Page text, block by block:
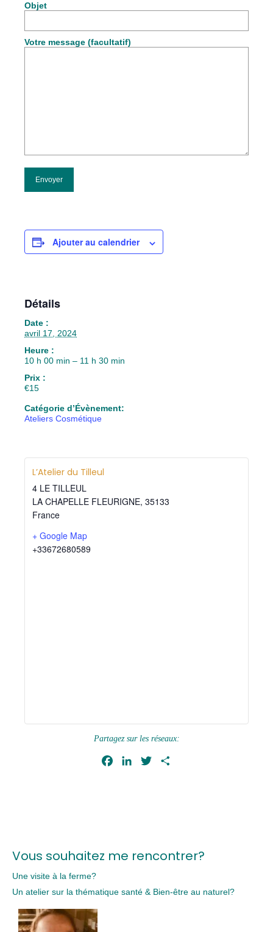
Objet
Votre message (facultatif)
Ajouter au calendrier
Détails
Date :
avril 17, 2024
Heure :
10 h 00 min – 11 h 30 min
Prix :
€15
Catégorie d’Évènement:
Ateliers Cosmétique
L’Atelier du Tilleul
4 LE TILLEUL
LA CHAPELLE FLEURIGNE, 35133
France
+ Google Map
+33672680589
Partagez sur les réseaux:
FacebookLinkedInTwitter
Vous souhaitez me rencontrer?
Une visite à la ferme?
Un atelier sur la thématique santé & Bien-être au naturel?